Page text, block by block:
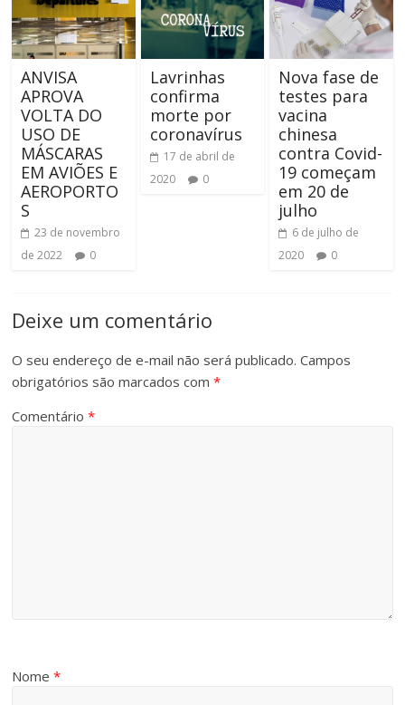
ANVISA
APROVA
VOLTA DO
USO DE
MÁSCARAS
EM AVIÕES E
AEROPORTO
S
23 de novembro
de 2022
0
Lavrinhas
confirma
morte por
coronavírus
17 de abril de
2020
0
Nova fase de
testes para
vacina
chinesa
contra Covid-
19 começam
em 20 de
julho
6 de julho de
2020
0
Deixe um comentário
O seu endereço de e-mail não será publicado. Campos
obrigatórios são marcados com*
Comentário*
Nome*